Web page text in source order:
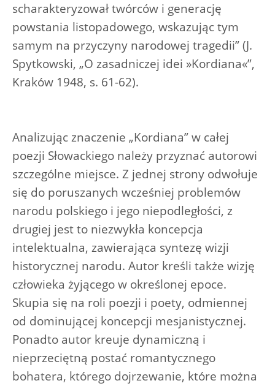
scharakteryzował twórców i generację
powstania listopadowego, wskazując tym
samym na przyczyny narodowej tragedii” (J.
Spytkowski, „O zasadniczej idei »Kordiana«”,
Kraków 1948, s. 61-62).
Analizując znaczenie „Kordiana” w całej
poezji Słowackiego należy przyznać autorowi
szczególne miejsce. Z jednej strony odwołuje
się do poruszanych wcześniej problemów
narodu polskiego i jego niepodległości, z
drugiej jest to niezwykła koncepcja
intelektualna, zawierająca syntezę wizji
historycznej narodu. Autor kreśli także wizję
człowieka żyjącego w określonej epoce.
Skupia się na roli poezji i poety, odmiennej
od dominującej koncepcji mesjanistycznej.
Ponadto autor kreuje dynamiczną i
nieprzeciętną postać romantycznego
bohatera, którego dojrzewanie, które można